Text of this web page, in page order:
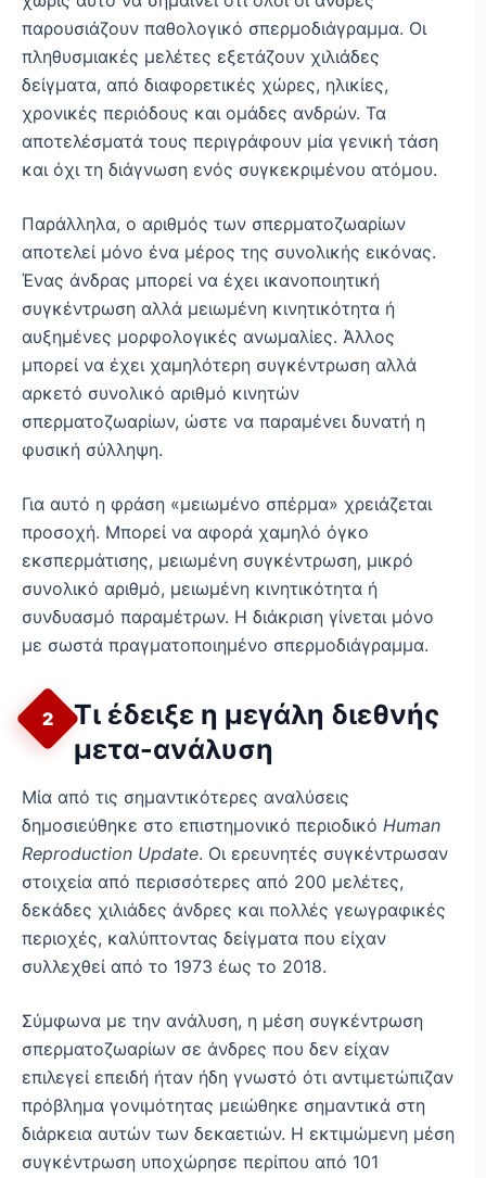
παρουσιάζουν παθολογικό σπερμοδιάγραμμα. Οι
πληθυσμιακές μελέτες εξετάζουν χιλιάδες
δείγματα, από διαφορετικές χώρες, ηλικίες,
χρονικές περιόδους και ομάδες ανδρών. Τα
αποτελέσματά τους περιγράφουν μία γενική τάση
και όχι τη διάγνωση ενός συγκεκριμένου ατόμου.
Παράλληλα, ο αριθμός των σπερματοζωαρίων
αποτελεί μόνο ένα μέρος της συνολικής εικόνας.
Ένας άνδρας μπορεί να έχει ικανοποιητική
συγκέντρωση αλλά μειωμένη κινητικότητα ή
αυξημένες μορφολογικές ανωμαλίες. Άλλος
μπορεί να έχει χαμηλότερη συγκέντρωση αλλά
αρκετό συνολικό αριθμό κινητών
σπερματοζωαρίων, ώστε να παραμένει δυνατή η
φυσική σύλληψη.
Για αυτό η φράση «μειωμένο σπέρμα» χρειάζεται
προσοχή. Μπορεί να αφορά χαμηλό όγκο
εκσπερμάτισης, μειωμένη συγκέντρωση, μικρό
συνολικό αριθμό, μειωμένη κινητικότητα ή
συνδυασμό παραμέτρων. Η διάκριση γίνεται μόνο
με σωστά πραγματοποιημένο σπερμοδιάγραμμα.
2
Τι έδειξε η μεγάλη διεθνής
μετα-ανάλυση
Μία από τις σημαντικότερες αναλύσεις
δημοσιεύθηκε στο επιστημονικό περιοδικό Human
Reproduction Update. Οι ερευνητές συγκέντρωσαν
στοιχεία από περισσότερες από 200 μελέτες,
δεκάδες χιλιάδες άνδρες και πολλές γεωγραφικές
περιοχές, καλύπτοντας δείγματα που είχαν
συλλεχθεί από το 1973 έως το 2018.
Σύμφωνα με την ανάλυση, η μέση συγκέντρωση
σπερματοζωαρίων σε άνδρες που δεν είχαν
επιλεγεί επειδή ήταν ήδη γνωστό ότι αντιμετώπιζαν
πρόβλημα γονιμότητας μειώθηκε σημαντικά στη
διάρκεια αυτών των δεκαετιών. Η εκτιμώμενη μέση
συγκέντρωση υποχώρησε περίπου από 101